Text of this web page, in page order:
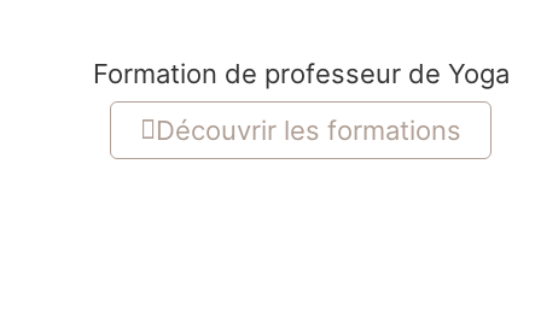
Formation de professeur de Yoga
Découvrir les formations